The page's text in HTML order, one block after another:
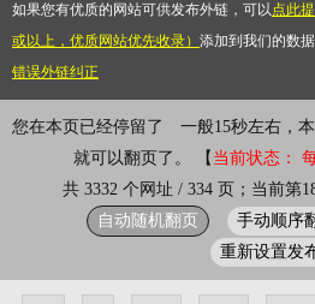
如果您有优质的网站可供发布外链，可以点此
或以上，优质网站优先收录） 添加到我们的数
错误外链纠正
您在本页已经停留了
一般15秒左右，
就可以翻页了。 【 当前状态：
共 3332 个网址 / 334 页；当前第
自动随机翻页
手动顺序
重新设置发